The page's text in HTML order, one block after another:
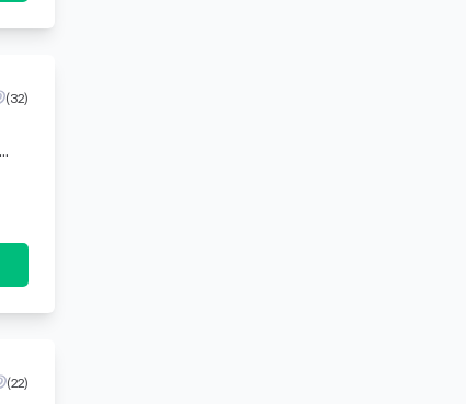
(32)
(22)